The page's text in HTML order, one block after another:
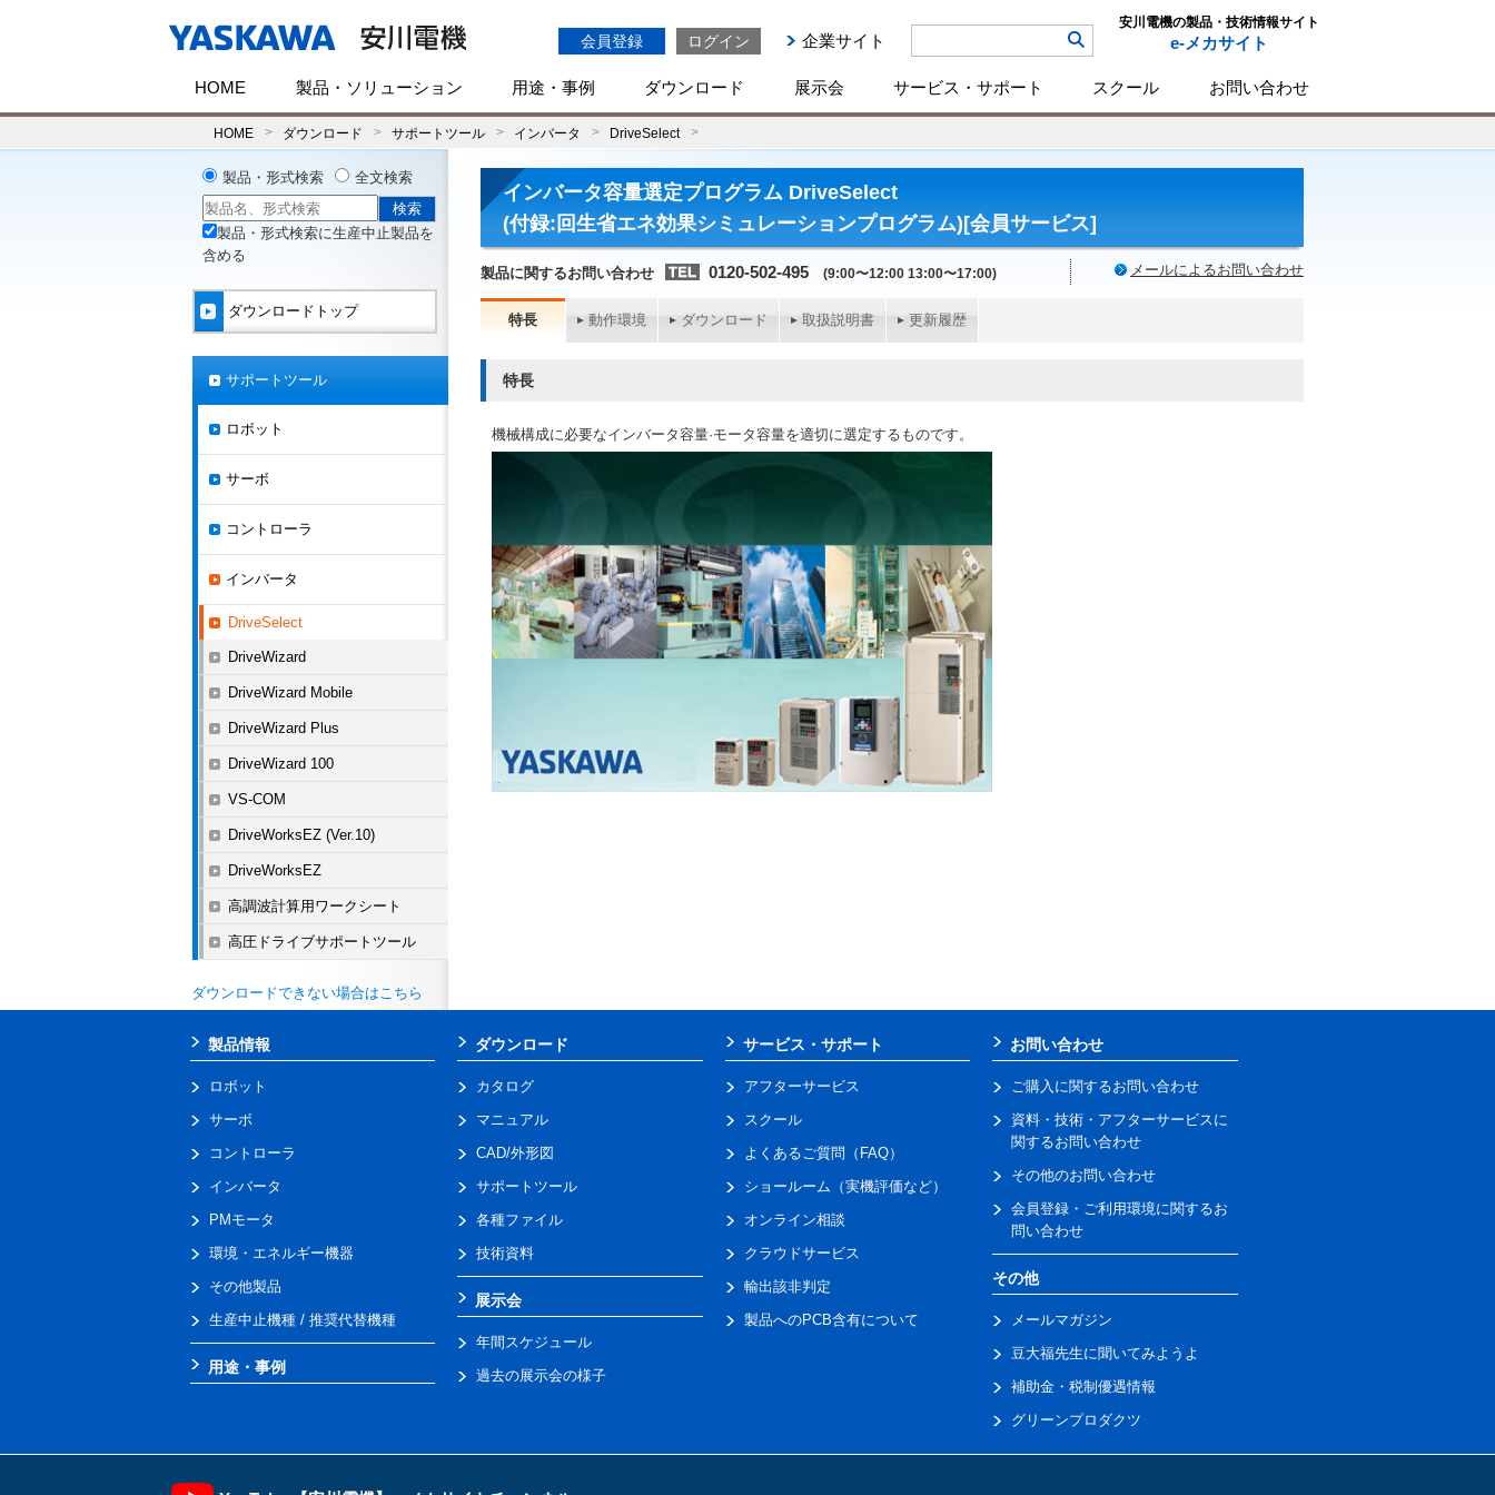
会員登録 ログイン 企業サイト
安川電機の製品・技術情報サイト
e-メカサイト
HOME 製品・ソリューション 用途・事例 ダウンロード 展示会 サービス・サポート スクール お問い合わせ
HOME ダウンロード サポートツール インバータ DriveSelect
インバータ容量選定プログラム DriveSelect
(付録:回生省エネ効果シミュレーションプログラム)[会員サービス]
製品に関するお問い合わせ 0120-502-495 (9:00〜12:00 13:00〜17:00) メールによるお問い合わせ
特長 動作環境 ダウンロード 取扱説明書 更新履歴
特長
機械構成に必要なインバータ容量·モータ容量を適切に選定するものです。
製品・形式検索 全文検索
製品・形式検索に生産中止製品を
含める
ダウンロードトップ
サポートツール
ロボット
サーボ
コントローラ
インバータ
DriveSelect
DriveWizard
DriveWizard Mobile
DriveWizard Plus
DriveWizard 100
VS-COM
DriveWorksEZ (Ver.10)
DriveWorksEZ
高調波計算用ワークシート
高圧ドライブサポートツール
ダウンロードできない場合はこちら
製品情報
ロボット
サーボ
コントローラ
インバータ
PMモータ
環境・エネルギー機器
その他製品
生産中止機種 / 推奨代替機種
用途・事例
ダウンロード
カタログ
マニュアル
CAD/外形図
サポートツール
各種ファイル
技術資料
展示会
年間スケジュール
過去の展示会の様子
サービス・サポート
アフターサービス
スクール
よくあるご質問（FAQ）
ショールーム（実機評価など）
オンライン相談
クラウドサービス
輸出該非判定
製品へのPCB含有について
お問い合わせ
ご購入に関するお問い合わせ
資料・技術・アフターサービスに
関するお問い合わせ
その他のお問い合わせ
会員登録・ご利用環境に関するお
問い合わせ
その他
メールマガジン
豆大福先生に聞いてみようよ
補助金・税制優遇情報
グリーンプロダクツ